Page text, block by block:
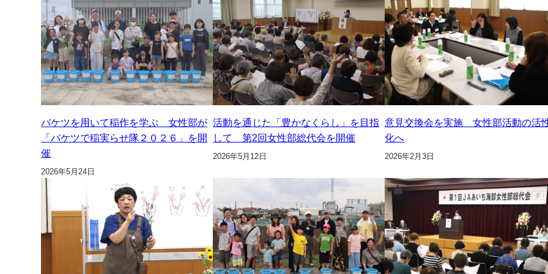
バケツを用いて稲作を学ぶ 女性部が
「バケツで稲実らせ隊２０２６」を開
催
2026年5月24日
活動を通じた「豊かなくらし」を目指
して 第2回女性部総代会を開催
2026年5月12日
意見交換会を実施 女性部活動の活
化へ
2026年2月3日